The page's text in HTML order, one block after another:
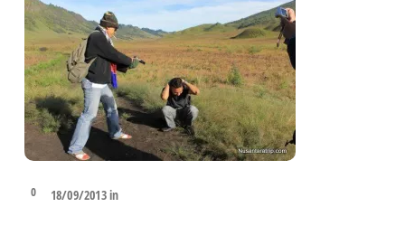
0 18/09/2013 in